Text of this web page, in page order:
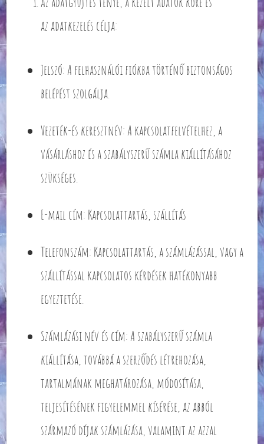
az adatkezelés célja:
Jelszó: A felhasználói fiókba történő biztonságos
belépést szolgálja.
Vezeték-és keresztnév: A kapcsolatfelvételhez, a
vásárláshoz és a szabályszerű számla kiállításához
szükséges.
E-mail cím: Kapcsolattartás, szállítás
Telefonszám: Kapcsolattartás, a számlázással, vagy a
szállítással kapcsolatos kérdések hatékonyabb
egyeztetése.
Számlázási név és cím: A szabályszerű számla
kiállítása, továbbá a szerződés létrehozása,
tartalmának meghatározása, módosítása,
teljesítésének figyelemmel kísérése, az abból
származó díjak számlázása, valamint az azzal